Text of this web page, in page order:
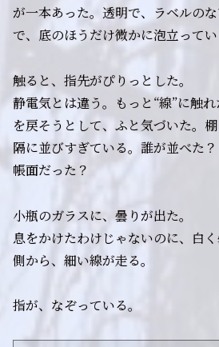
が一本あった。透明で、ラベルの
で、底のほうだけ微かに泡立ってい
触ると、指先がぴりっとした。
静電気とは違う。もっと“線”に触
を戻そうとして、ふと気づいた。
隔に並びすぎている。誰が並べた
帳面だった？
小瓶のガラスに、曇りが出た。
息をかけたわけじゃないのに、白
側から、細い線が走る。
指が、なぞっている。